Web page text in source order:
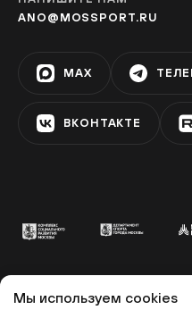
ANO@MOSSPORT.RU
MAX
ВКОНТАКТЕ
© 2022
Мы используем cookies